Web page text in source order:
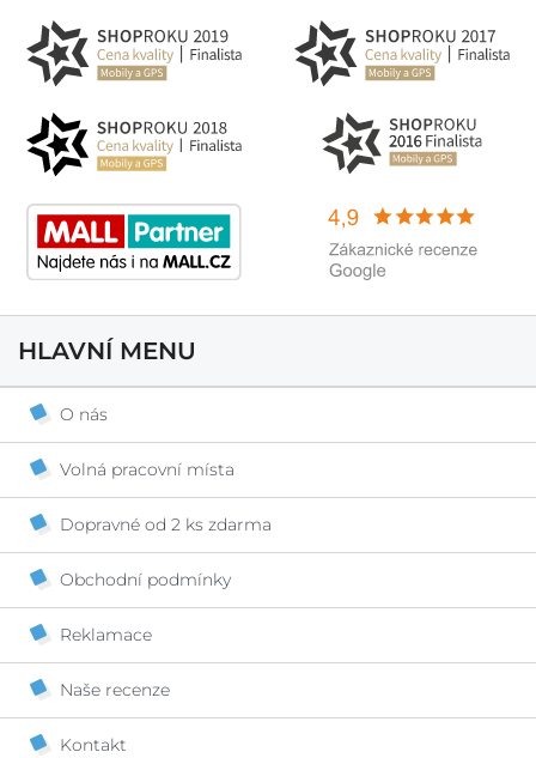
HLAVNÍ MENU
O nás
Volná pracovní místa
Dopravné od 2 ks zdarma
Obchodní podmínky
Reklamace
Naše recenze
Kontakt